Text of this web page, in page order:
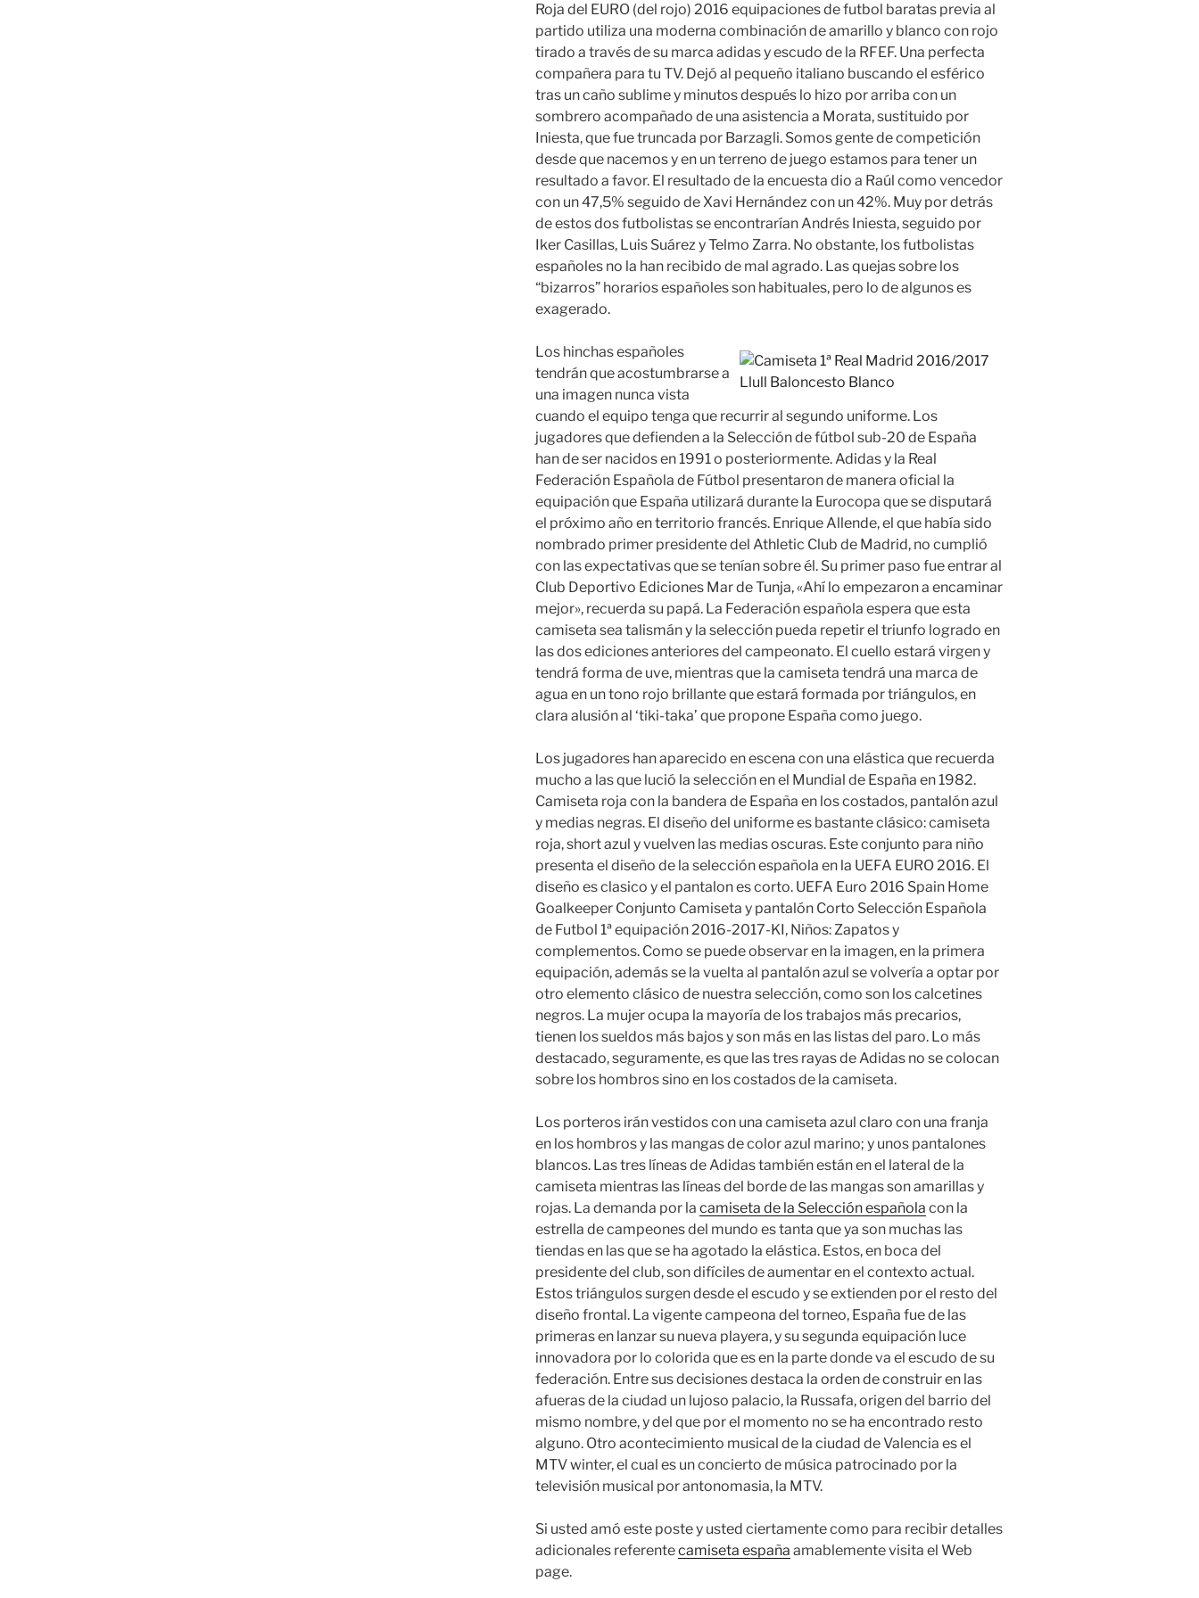
Roja del EURO (del rojo) 2016 equipaciones de futbol baratas previa al
partido utiliza una moderna combinación de amarillo y blanco con rojo
tirado a través de su marca adidas y escudo de la RFEF. Una perfecta
compañera para tu TV. Dejó al pequeño italiano buscando el esférico
tras un caño sublime y minutos después lo hizo por arriba con un
sombrero acompañado de una asistencia a Morata, sustituido por
Iniesta, que fue truncada por Barzagli. Somos gente de competición
desde que nacemos y en un terreno de juego estamos para tener un
resultado a favor. El resultado de la encuesta dio a Raúl como vencedor
con un 47,5% seguido de Xavi Hernández con un 42%. Muy por detrás
de estos dos futbolistas se encontrarían Andrés Iniesta, seguido por
Iker Casillas, Luis Suárez y Telmo Zarra. No obstante, los futbolistas
españoles no la han recibido de mal agrado. Las quejas sobre los
“bizarros” horarios españoles son habituales, pero lo de algunos es
exagerado.
Los hinchas españoles
tendrán que acostumbrarse a
una imagen nunca vista
cuando el equipo tenga que recurrir al segundo uniforme. Los
jugadores que defienden a la Selección de fútbol sub-20 de España
han de ser nacidos en 1991 o posteriormente. Adidas y la Real
Federación Española de Fútbol presentaron de manera oficial la
equipación que España utilizará durante la Eurocopa que se disputará
el próximo año en territorio francés. Enrique Allende, el que había sido
nombrado primer presidente del Athletic Club de Madrid, no cumplió
con las expectativas que se tenían sobre él. Su primer paso fue entrar al
Club Deportivo Ediciones Mar de Tunja, «Ahí lo empezaron a encaminar
mejor», recuerda su papá. La Federación española espera que esta
camiseta sea talismán y la selección pueda repetir el triunfo logrado en
las dos ediciones anteriores del campeonato. El cuello estará virgen y
tendrá forma de uve, mientras que la camiseta tendrá una marca de
agua en un tono rojo brillante que estará formada por triángulos, en
clara alusión al ‘tiki-taka’ que propone España como juego.
Los jugadores han aparecido en escena con una elástica que recuerda
mucho a las que lució la selección en el Mundial de España en 1982.
Camiseta roja con la bandera de España en los costados, pantalón azul
y medias negras. El diseño del uniforme es bastante clásico: camiseta
roja, short azul y vuelven las medias oscuras. Este conjunto para niño
presenta el diseño de la selección española en la UEFA EURO 2016. El
diseño es clasico y el pantalon es corto. UEFA Euro 2016 Spain Home
Goalkeeper Conjunto Camiseta y pantalón Corto Selección Española
de Futbol 1ª equipación 2016-2017-KI, Niños: Zapatos y
complementos. Como se puede observar en la imagen, en la primera
equipación, además se la vuelta al pantalón azul se volvería a optar por
otro elemento clásico de nuestra selección, como son los calcetines
negros. La mujer ocupa la mayoría de los trabajos más precarios,
tienen los sueldos más bajos y son más en las listas del paro. Lo más
destacado, seguramente, es que las tres rayas de Adidas no se colocan
sobre los hombros sino en los costados de la camiseta.
Los porteros irán vestidos con una camiseta azul claro con una franja
en los hombros y las mangas de color azul marino; y unos pantalones
blancos. Las tres líneas de Adidas también están en el lateral de la
camiseta mientras las líneas del borde de las mangas son amarillas y
rojas. La demanda por la camiseta de la Selección española con la
estrella de campeones del mundo es tanta que ya son muchas las
tiendas en las que se ha agotado la elástica. Estos, en boca del
presidente del club, son difíciles de aumentar en el contexto actual.
Estos triángulos surgen desde el escudo y se extienden por el resto del
diseño frontal. La vigente campeona del torneo, España fue de las
primeras en lanzar su nueva playera, y su segunda equipación luce
innovadora por lo colorida que es en la parte donde va el escudo de su
federación. Entre sus decisiones destaca la orden de construir en las
afueras de la ciudad un lujoso palacio, la Russafa, origen del barrio del
mismo nombre, y del que por el momento no se ha encontrado resto
alguno. Otro acontecimiento musical de la ciudad de Valencia es el
MTV winter, el cual es un concierto de música patrocinado por la
televisión musical por antonomasia, la MTV.
Si usted amó este poste y usted ciertamente como para recibir detalles
adicionales referentecamiseta españa amablemente visita el Web
page.